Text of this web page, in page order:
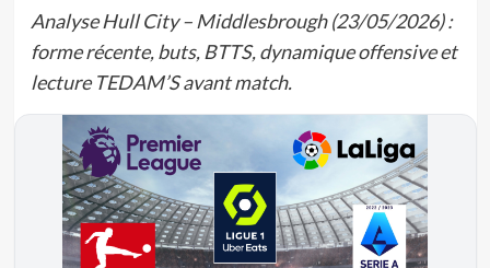
Analyse Hull City – Middlesbrough (23/05/2026) :
forme récente, buts, BTTS, dynamique offensive et
lecture TEDAM’S avant match.